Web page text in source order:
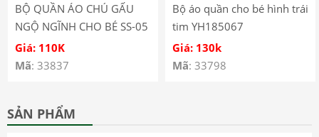
BỘ QUẦN ÁO CHÚ GẤU
NGỘ NGĨNH CHO BÉ SS-05
Giá: 110K
Mã: 33837
Bộ áo quần cho bé hình trái
tim YH185067
Giá: 130k
Mã: 33798
SẢN PHẨM